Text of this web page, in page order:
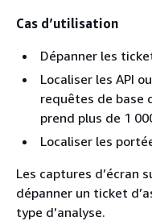
Cas d’utilisation
Dépanner les
Localiser les API
requêtes de base
prend plus de 1
Localiser les
Les captures d’écran
dépanner un ticket
type d’analyse.